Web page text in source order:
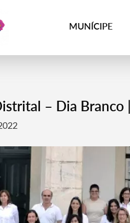
MUNÍCIPE
– Dia